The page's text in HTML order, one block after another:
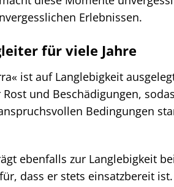
Erlebnissen.
für viele Jahre
ist auf Langlebigkeit
und Beschädigungen,
Bedingungen
ebenfalls zur Langlebigkeit
dass er stets einsatzbereit